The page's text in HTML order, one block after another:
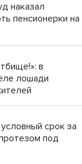
наказал
пенсионерки на
в
лошади
срок за
под